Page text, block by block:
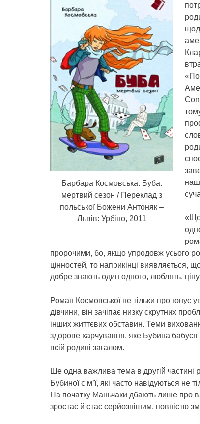
Барбара Космовська. Буба:
мертвий сезон / Переклад з
польської Божени Антоняк –
Львів: Урбіно, 2011
«Що
пророчими, бо, якщо упродовж усього
цінностей, то наприкінці виявляється,
добре знають один одного, люблять,
Роман Космовської не тільки пропонує
дівчини, він зачіпає низку скрутних
інших життєвих обставин. Теми
здорове харчування, яке Бубина бабуся
всій родині загалом.
Ще одна важлива тема в другій частині
Бубиної сім’ї, які часто навідуються не
На початку Маньчаки дбають лише про
зростає й стає серйознішим, повністю